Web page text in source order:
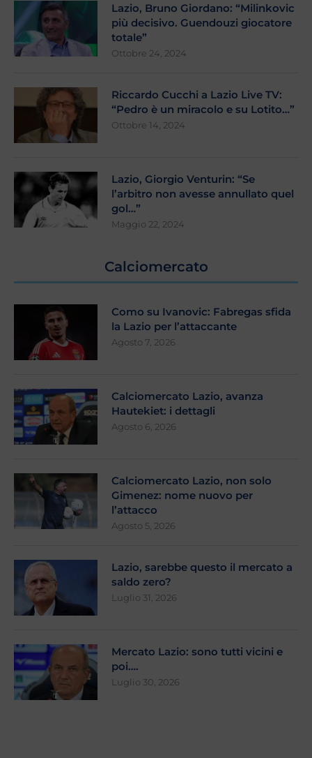
Lazio, Bruno Giordano: “Milinkovic
più decisivo. Guendouzi giocatore
totale”
Ottobre 24, 2024
Riccardo Cucchi a Lazio Live TV:
“Pedro è un miracolo e su Lotito…”
Ottobre 14, 2024
Lazio, Giorgio Venturin: “Se
l’arbitro non avesse annullato quel
gol…”
Maggio 22, 2024
Calciomercato
Como su Ivanovic: Fabregas sfida
la Lazio per l’attaccante
Agosto 7, 2026
Calciomercato Lazio, avanza
Hautekiet: i dettagli
Agosto 6, 2026
Calciomercato Lazio, non solo
Gimenez: nome nuovo per
l’attacco
Agosto 5, 2026
Lazio, sarebbe questo il mercato a
saldo zero?
Luglio 31, 2026
Mercato Lazio: sono tutti vicini e
poi….
Luglio 30, 2026